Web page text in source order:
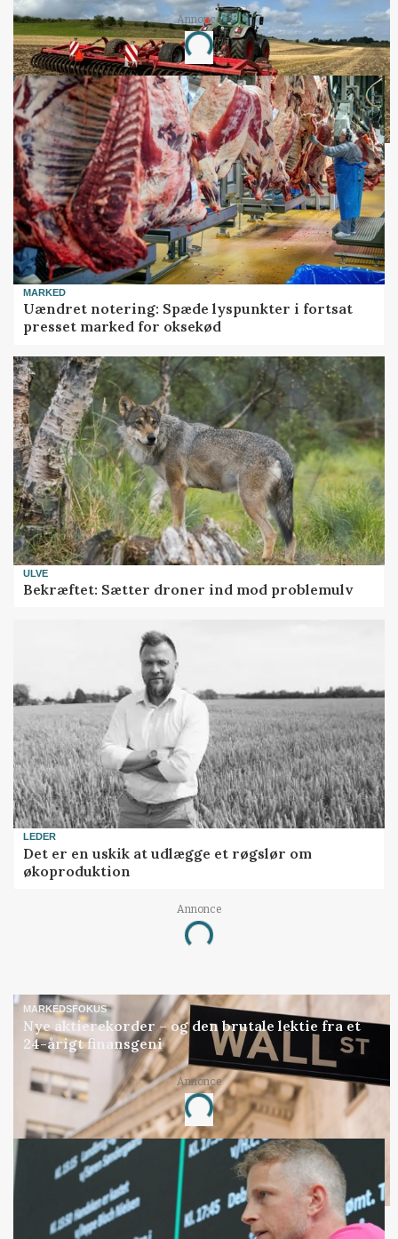
Annonce
Loading...
MARKED
Uændret notering: Spæde lyspunkter i fortsat
presset marked for oksekød
ULVE
Bekræftet: Sætter droner ind mod problemulv
LEDER
Det er en uskik at udlægge et røgslør om
økoproduktion
Annonce
Loading...
MARKEDSFOKUS
Nye aktierekorder – og den brutale lektie fra et
24-årigt finansgeni
Annonce
Loading...